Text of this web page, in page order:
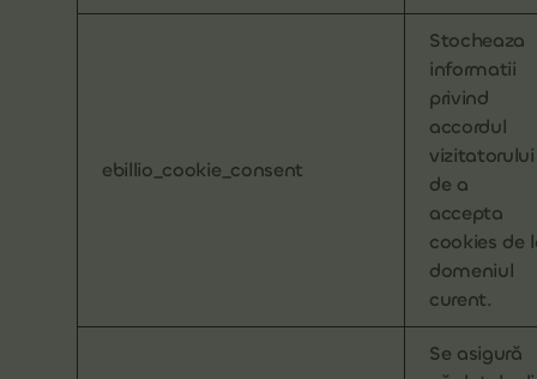
ebillio_cookie_consent
Stocheaza
informatii
privind
accordul
vizitatorului
de a
accepta
cookies de
domeniul
curent.
Se asigură